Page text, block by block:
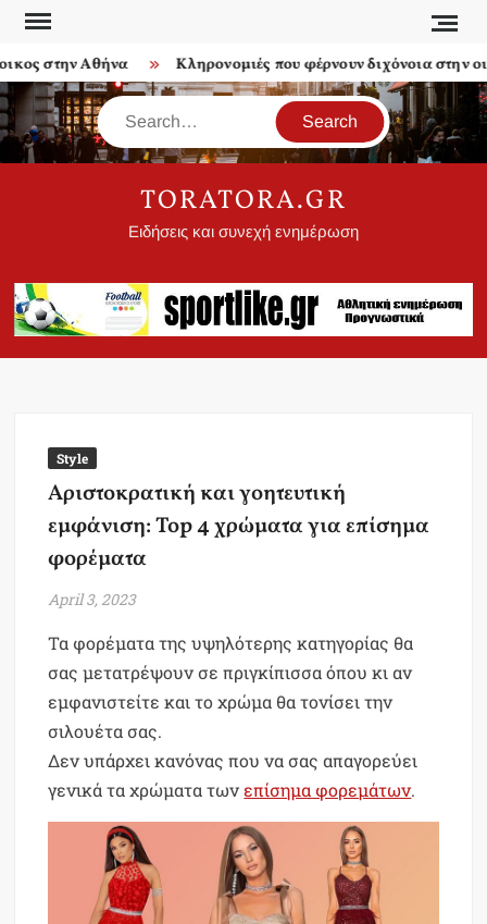
Skip
contentστην Αθήνα Κληρονομιές που φέρνουν διχόνοια στην
Search
TORATORA.GR
Ειδήσεις και συνεχή ενημέρωση
Style
Αριστοκρατική και γοητευτική
εμφάνιση: Top 4 χρώματα για επίσημα
φορέματα
April 3, 2023
Τα φορέματα της υψηλότερης κατηγορίας θα
σας μετατρέψουν σε πριγκίπισσα όπου κι αν
εμφανιστείτε και το χρώμα θα τονίσει την
σιλουέτα σας.
Δεν υπάρχει κανόνας που να σας απαγορεύει
γενικά τα χρώματα τωνεπίσημα φορεμάτων.